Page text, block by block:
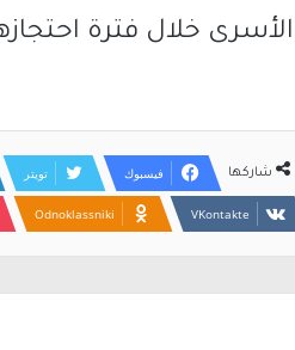
الأسرى خلال فترة
شاركها فيسبوك تويتر
Odnoklassniki